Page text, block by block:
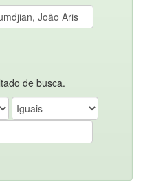
de busca.